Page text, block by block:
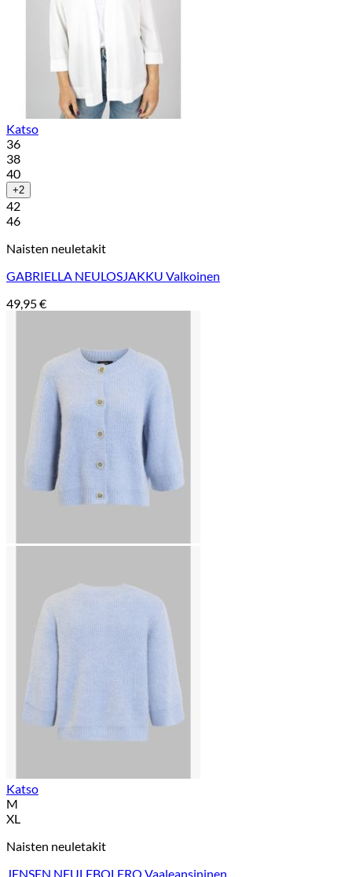
Katso
36
38
40
+2
42
46
Naisten neuletakit
GABRIELLA NEULOSJAKKU Valkoinen
49,95€
Katso
M
XL
Naisten neuletakit
JENSEN NEULEBOLERO Vaaleansininen